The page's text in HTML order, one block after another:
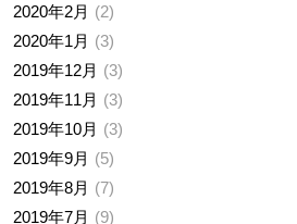
2020年2月
2
2020年1月
3
2019年12月
3
2019年11月
3
2019年10月
3
2019年9月
5
2019年8月
7
2019年7月
9